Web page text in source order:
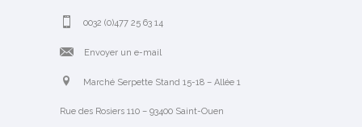
0032 (0)477 25 63 14
Envoyer un e-mail
Marché Serpette Stand 15-18 – Allée 1
Rue des Rosiers 110 – 93400 Saint-Ouen